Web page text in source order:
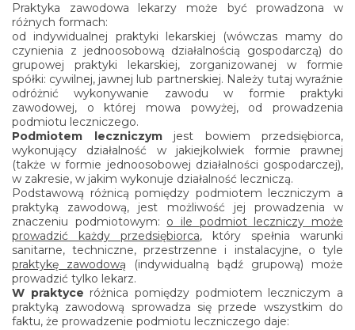
Praktyka zawodowa lekarzy może być prowadzona w
różnych formach:
od indywidualnej praktyki lekarskiej (wówczas mamy do
czynienia z jednoosobową działalnością gospodarczą) do
grupowej praktyki lekarskiej, zorganizowanej w formie
spółki: cywilnej, jawnej lub partnerskiej. Należy tutaj wyraźnie
odróżnić wykonywanie zawodu w formie praktyki
zawodowej, o której mowa powyżej, od prowadzenia
podmiotu leczniczego.
Podmiotem leczniczymjest bowiem przedsiębiorca,
wykonujący działalność w jakiejkolwiek formie prawnej
(także w formie jednoosobowej działalności gospodarczej),
w zakresie, w jakim wykonuje działalność leczniczą.
Podstawową różnicą pomiędzy podmiotem leczniczym a
praktyką zawodową, jest możliwość jej prowadzenia w
znaczeniu podmiotowym: o ile podmiot leczniczy może
prowadzić każdy przedsiębiorca, który spełnia warunki
sanitarne, techniczne, przestrzenne i instalacyjne, o tyle
praktykę zawodową (indywidualną bądź grupową) może
prowadzić tylko lekarz.
W praktyce różnica pomiędzy podmiotem leczniczym a
praktyką zawodową sprowadza się przede wszystkim do
faktu, że prowadzenie podmiotu leczniczego daje: